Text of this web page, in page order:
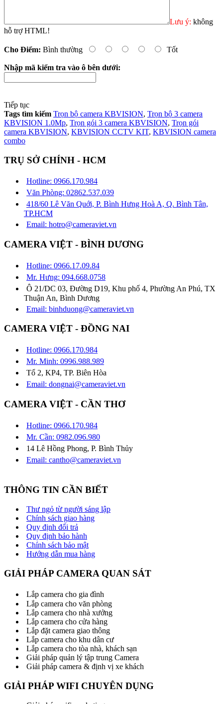
Lưu ý: không
hỗ trợ HTML!
Cho Điểm: Bình thường Tốt
Nhập mã kiểm tra vào ô bên dưới:
Tiếp tục
Tags tìm kiếm Trọn bộ camera KBVISION, Trọn bộ 3 camera
KBVISION 1.0Mp, Trọn gói 3 camera KBVISION, Trọn gói
camera KBVISION, KBVISION CCTV KIT, KBVISION camera
combo
TRỤ SỞ CHÍNH - HCM
Hotline: 0966.170.984
Văn Phòng: 02862.537.039
418/60 Lê Văn Quới, P. Bình Hưng Hoà A, Q. Bình Tân,
TP.HCM
Email: hotro@cameraviet.vn
CAMERA VIỆT - BÌNH DƯƠNG
Hotline: 0966.17.09.84
Mr. Hưng: 094.668.0758
Ô 21/DC 03, Đường D19, Khu phố 4, Phường An Phú, TX
Thuận An, Bình Dương
Email: binhduong@cameraviet.vn
CAMERA VIỆT - ĐỒNG NAI
Hotline: 0966.170.984
Mr. Minh: 0996.988.989
Tổ 2, KP4, TP. Biên Hòa
Email: dongnai@cameraviet.vn
CAMERA VIỆT - CẦN THƠ
Hotline: 0966.170.984
Mr. Cần: 0982.096.980
14 Lê Hồng Phong, P. Bình Thủy
Email: cantho@cameraviet.vn
THÔNG TIN CẦN BIẾT
Thư ngỏ từ người sáng lập
Chính sách giao hàng
Quy định đổi trả
Quy định bảo hành
Chính sách bảo mật
Hướng dẫn mua hàng
GIẢI PHÁP CAMERA QUAN SÁT
Lắp camera cho gia đình
Lắp camera cho văn phòng
Lắp camera cho nhà xưởng
Lắp camera cho cửa hàng
Lắp đặt camera giao thông
Lắp camera cho khu dân cư
Lắp camera cho tòa nhà, khách sạn
Giải pháp quản lý tập trung Camera
Giải pháp camera & định vị xe khách
GIẢI PHÁP WIFI CHUYÊN DỤNG